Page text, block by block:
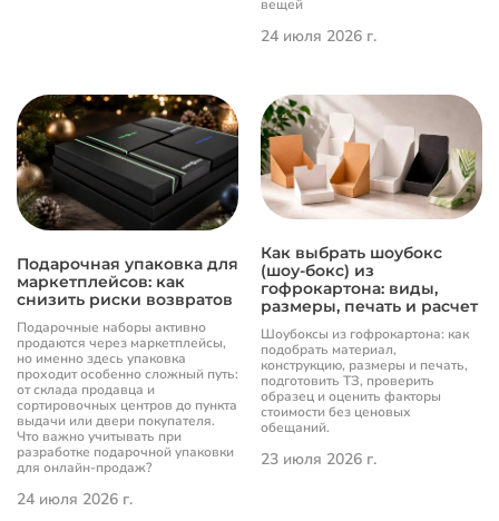
вещей
24 июля 2026 г.
Подарочная упаковка для
маркетплейсов: как
снизить риски возвратов
Подарочные наборы активно
продаются через маркетплейсы,
но именно здесь упаковка
проходит особенно сложный путь:
от склада продавца и
сортировочных центров до пункта
выдачи или двери покупателя.
Что важно учитывать при
разработке подарочной упаковки
для онлайн-продаж?
24 июля 2026 г.
Как выбрать шоубокс
(шоу-бокс) из
гофрокартона: виды,
размеры, печать и расчет
Шоубоксы из гофрокартона: как
подобрать материал,
конструкцию, размеры и печать,
подготовить ТЗ, проверить
образец и оценить факторы
стоимости без ценовых
обещаний.
23 июля 2026 г.